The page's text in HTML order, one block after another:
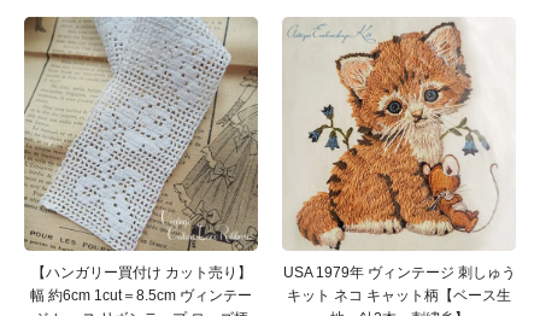
【ハンガリー買付け カット売り】
幅 約6cm 1cut＝8.5cm ヴィンテー
USA 1979年 ヴィンテージ 刺しゅう
キット ネコ キャット柄【ベース生